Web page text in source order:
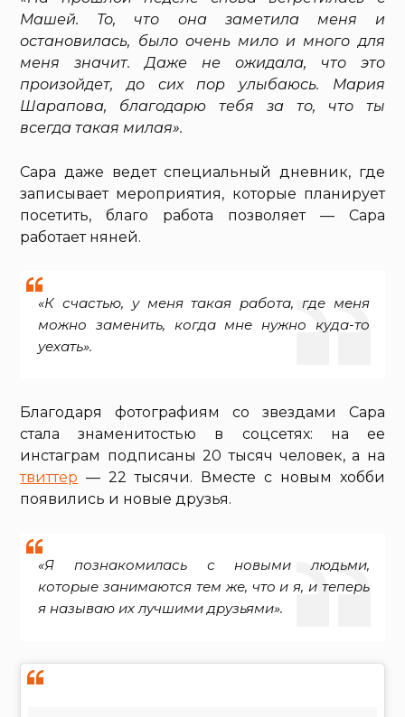
Машей. То, что она заметила меня и
остановилась, было очень мило и много для
меня значит. Даже не ожидала, что это
произойдет, до сих пор улыбаюсь. Мария
Шарапова, благодарю тебя за то, что ты
всегда такая милая».
Сара даже ведет специальный дневник, где
записывает мероприятия, которые планирует
посетить, благо работа позволяет — Сара
работает няней.
«К счастью, у меня такая работа, где меня
можно заменить, когда мне нужно куда-то
уехать».
Благодаря фотографиям со звездами Сара
стала знаменитостью в соцсетях: на ее
инстаграм подписаны 20 тысяч человек, а на
твиттер — 22 тысячи. Вместе с новым хобби
появились и новые друзья.
«Я познакомилась с новыми людьми,
которые занимаются тем же, что и я, и теперь
я называю их лучшими друзьями».